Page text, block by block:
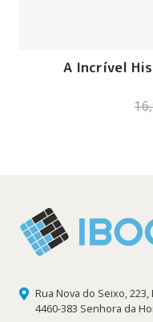
A Incrível
Rua Nova do Seixo,
4460-383 Senhora da